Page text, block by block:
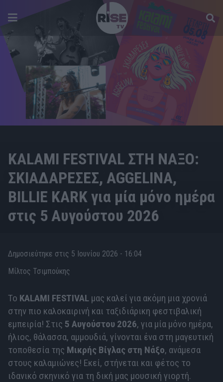
KALAMI FESTIVAL ΣΤΗ ΝΑΞΟ:
ΣΚΙΑΔΑΡΕΣΕΣ, AGGELINA,
BILLIE KARK για μία μόνο ημέρα
στις 5 Αυγούστου 2026
Δημοσιεύτηκε στις 5 Ιουνίου 2026 - 16:04
Μίλτος Τσιμπούκης
Το KALAMI FESTIVAL μας καλεί για ακόμη μια χρονιά
στην πιο καλοκαιρινή και ταξιδιάρικη φεστιβαλική
εμπειρία! Στις 5 Αυγούστου 2026, για μία μόνο ημέρα,
ήλιος, θάλασσα, αμμουδιά, γίνονται ένα στη μαγευτική
τοποθεσία της Μικρής Βίγλας στη Νάξο, ανάμεσα
στους καλαμιώνες! Εκεί, στήνεται και φέτος το
ιδανικό σκηνικό για τη δική μας μουσική γιορτή.